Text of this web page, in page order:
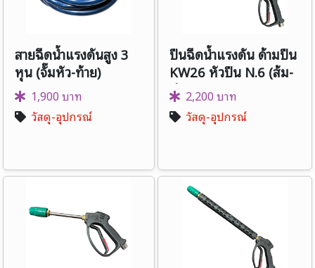
สายฉีดน้ำแรงดันสูง 3
หุน (จั๊มหัว-ท้าย)
1,900 บาท
วัสดุ-อุปกรณ์
ปืนฉีดน้ำแรงดัน ด้ามปืน
KW26 หัวปืน N.6 (ส้ม-
ดำ) - แกนยาว
2,200 บาท
วัสดุ-อุปกรณ์